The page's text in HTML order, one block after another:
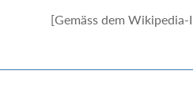
[Gemäss dem